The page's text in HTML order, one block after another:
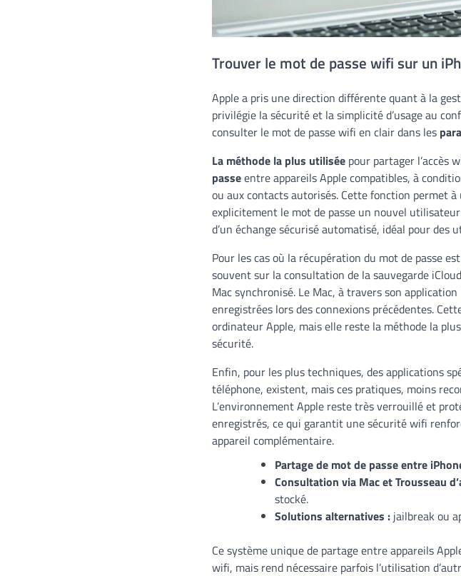
Trouver le mot de passe wifi sur un
Apple a pris une direction différente quant à la
privilégie la sécurité et la simplicité d’usage au
consulter le mot de passe wifi en clair dans les
La méthode la plus utilisée pour partager l’accès
passeentre appareils Apple compatibles, à
ou aux contacts autorisés. Cette fonction permet
explicitement le mot de passe un nouvel
d’un échange sécurisé automatisé, idéal pour des
Pour les cas où la récupération du mot de passe
souvent sur la consultation de la sauvegarde
Mac synchronisé. Le Mac, à travers son application
enregistrées lors des connexions précédentes.
ordinateur Apple, mais elle reste la méthode la
sécurité.
Enfin, pour les plus techniques, des applications
téléphone, existent, mais ces pratiques, moins
L’environnement Apple reste très verrouillé et
enregistrés, ce qui garantit une sécurité wifi
appareil complémentaire.
Partage de mot de passe entre
Consultation via Mac et Trousseau
stocké.
Solutions alternatives : jailbreak ou
Ce système unique de partage entre appareils
wifi, mais rend nécessaire parfois l’utilisation